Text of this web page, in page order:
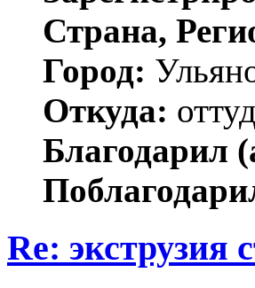
Страна,
Город:
Откуда:
Благодарил
Re: экструзия